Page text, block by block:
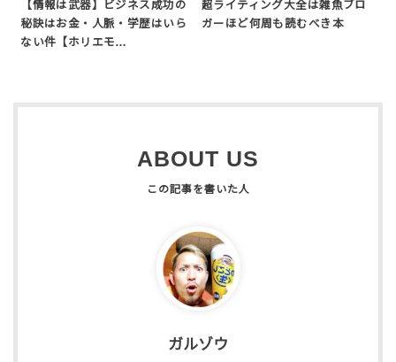
【情報は武器】ビジネス成功の
秘訣はお金・人脈・学歴はいら
ない件【ホリエモ…
超ライティング大全は雑魚ブロ
ガーほど何周も読むべき本
ABOUT US
ガルゾウ